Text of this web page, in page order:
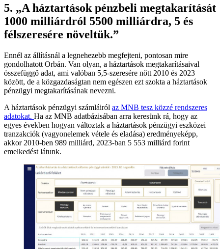
5. „A háztartások pénzbeli megtakarítását
1000 milliárdról 5500 milliárdra, 5 és
félszeresére növeltük.”
Ennél az állításnál a legnehezebb megfejteni, pontosan mire
gondolhatott Orbán. Van olyan, a háztartások megtakarításaival
összefüggő adat, ami valóban 5,5-szeresére nőtt 2010 és 2023
között, de a közgazdaságtan nem egészen ezt szokta a háztartások
pénzügyi megtakarításának nevezni.
A háztartások pénzügyi számláiról az MNB tesz közzé rendszeres
adatokat. Ha az MNB adatbázisában arra keresünk rá, hogy az
egyes években hogyan változtak a háztartások pénzügyi eszközei
tranzakciók (vagyonelemek vétele és eladása) eredményeképp,
akkor 2010-ben 989 milliárd, 2023-ban 5 553 milliárd forint
emelkedést látunk.